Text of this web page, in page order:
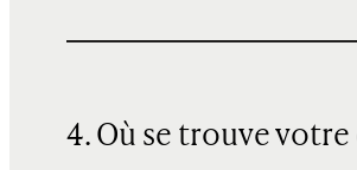
4. Où se trouve